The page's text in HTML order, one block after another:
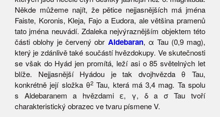
Někde můžeme najít, že pětice nejjasnějších má jména
Faiste, Koronis, Kleja, Fajo a Eudora, ale většina pramenů
tato jména neuvádí. Zdaleka nejvýraznějším objektem této
části oblohy je červený obr Aldebaran, α Tau (0,9 mag),
který je zdánlivě také součástí hvězdokupy. Ve skutečnosti
se však do Hyád jen promítá, leží asi o 85 světelných let
blíže. Nejjasnější Hyádou je tak dvojhvězda θ Tau,
konkrétně její složka θ2Tau, která má 3,4 mag. Ta spolu
s Aldebaranem a hvězdami ε, γ, δ a σ Tau tvoří
charakteristický obrazec ve tvaru písmene V.